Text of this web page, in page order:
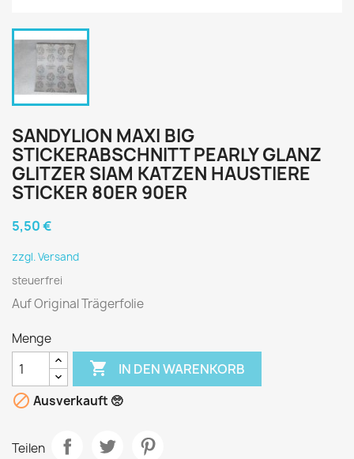
SANDYLION MAXI BIG
STICKERABSCHNITT PEARLY GLANZ
GLITZER SIAM KATZEN HAUSTIERE
STICKER 80ER 90ER
5,50 €
zzgl. Versand
steuerfrei
Auf Original Trägerfolie
Menge
 IN DEN WARENKORB
 Ausverkauft 🥺
Teilen